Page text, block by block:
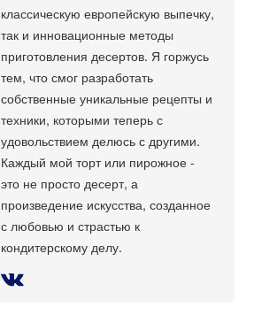
классическую европейскую выпечку,
так и инновационные методы
приготовления десертов. Я горжусь
тем, что смог разработать
собственные уникальные рецепты и
техники, которыми теперь с
удовольствием делюсь с другими.
Каждый мой торт или пирожное -
это не просто десерт, а
произведение искусства, созданное
с любовью и страстью к
кондитерскому делу.